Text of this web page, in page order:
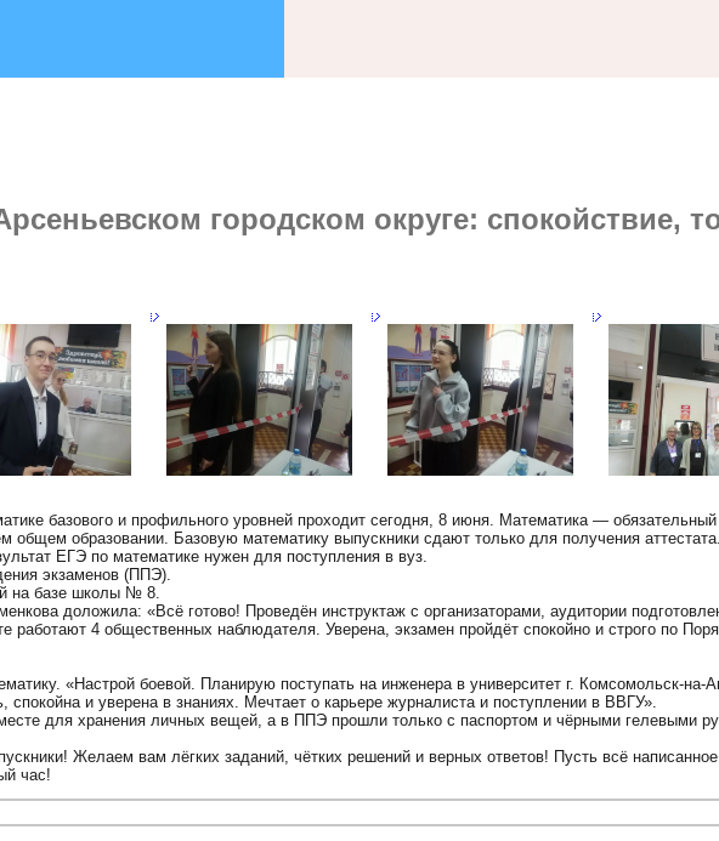
городском округе: спокойствие,
базового и профильного уровней проходит сегодня, 8 июня. Математика —
общем образовании. Базовую математику выпускники сдают только для получения
ЕГЭ по математике нужен для поступления в вуз.
экзаменов (ППЭ).
на базе школы № 8.
доложила: «Всё готово! Проведён инструктаж с организаторами, аудитории
4 общественных наблюдателя. Уверена, экзамен пройдёт спокойно и строго по
«Настрой боевой. Планирую поступать на инженера в университет г. Комсомольск-на-
и уверена в знаниях. Мечтает о карьере журналиста и поступлении в ВВГУ».
для хранения личных вещей, а в ППЭ прошли только с паспортом и чёрными гелевыми
Желаем вам лёгких заданий, чётких решений и верных ответов! Пусть всё
час!